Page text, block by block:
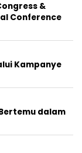
&
Conference
Kampanye
dalam